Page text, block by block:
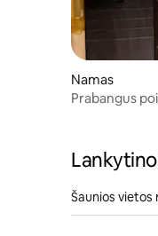
Namas
Prabangus
Šaunios vietos